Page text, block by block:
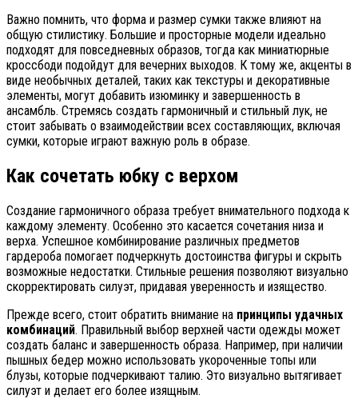
Важно помнить, что форма и размер сумки также влияют на
общую стилистику. Большие и просторные модели идеально
подходят для повседневных образов, тогда как миниатюрные
кроссбоди подойдут для вечерних выходов. К тому же, акценты в
виде необычных деталей, таких как текстуры и декоративные
элементы, могут добавить изюминку и завершенность в
ансамбль. Стремясь создать гармоничный и стильный лук, не
стоит забывать о взаимодействии всех составляющих, включая
сумки, которые играют важную роль в образе.
Как сочетать юбку с верхом
Создание гармоничного образа требует внимательного подхода к
каждому элементу. Особенно это касается сочетания низа и
верха. Успешное комбинирование различных предметов
гардероба помогает подчеркнуть достоинства фигуры и скрыть
возможные недостатки. Стильные решения позволяют визуально
скорректировать силуэт, придавая уверенность и изящество.
Прежде всего, стоит обратить внимание на принципы удачных
комбинаций. Правильный выбор верхней части одежды может
создать баланс и завершенность образа. Например, при наличии
пышных бедер можно использовать укороченные топы или
блузы, которые подчеркивают талию. Это визуально вытягивает
силуэт и делает его более изящным.